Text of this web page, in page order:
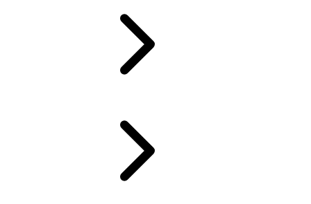
МОБІЛЬНІ КОЛОНКИ ТА КОМПЛЕКТИ ЗАПРАВКИ
СТАЦІОНАРНІ КОЛОНКИ
КОМПЛЕКТУЮЧІ ДЛЯ РУКАВІВ ВИСОКОГО ТИСКУ